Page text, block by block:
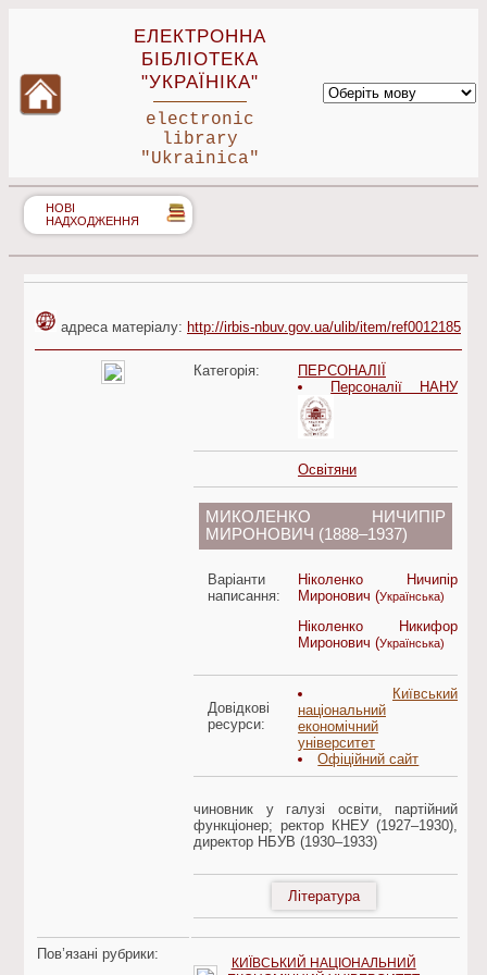
ЕЛЕКТРОННА
БІБЛІОТЕКА
"УКРАЇНІКА"
electronic
library
"Ukrainica"
НОВІ
НАДХОДЖЕННЯ
адреса матеріалу: http://irbis-nbuv.gov.ua/ulib/item/ref0012185
Категорія:
ПЕРСОНАЛІЇ
Персоналії НАНУ
Освітяни
МИКОЛЕНКО НИЧИПІР
МИРОНОВИЧ (1888–1937)
Варіанти
написання:
Ніколенко Ничипір
Миронович (Українська)
Ніколенко Никифор
Миронович (Українська)
Довідкові
ресурси:
Київський
національний
економічний
університет
Офіційний сайт
чиновник у галузі освіти, партійний
функціонер; ректор КНЕУ (1927–1930),
директор НБУВ (1930–1933)
Література
Пов’язані рубрики:
КИЇВСЬКИЙ НАЦІОНАЛЬНИЙ